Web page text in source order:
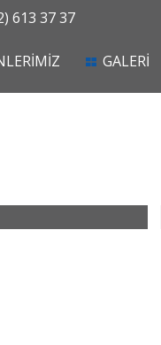
613 37 37
GALERİ